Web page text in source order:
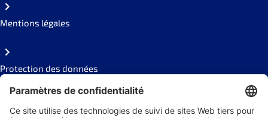
Mentions légales
Protection des données
Code of conduct